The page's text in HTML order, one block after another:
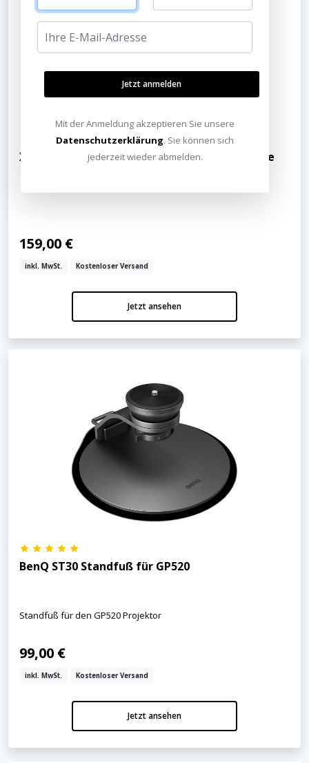
XGIMI Bodenständer für die HORIZON 20 Serie
159,00 €
inkl. MwSt. Kostenloser Versand
Jetzt ansehen
BenQ ST30 Standfuß für GP520
Standfuß für den GP520 Projektor
99,00 €
inkl. MwSt. Kostenloser Versand
Jetzt ansehen
Jetzt anmelden
Mit der Anmeldung akzeptieren Sie unsere
Datenschutzerklärung. Sie können sich
jederzeit wieder abmelden.